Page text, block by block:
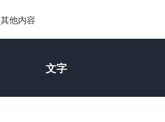
其他内容
文字